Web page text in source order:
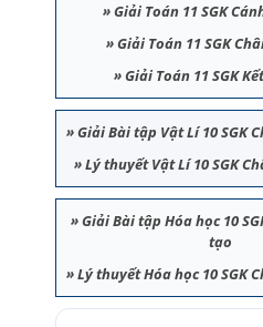
»Giải Toán 11 SGK
»Giải Toán 11 SGK
»Giải Toán 11 SGK
»Giải Bài tập Vật Lí 10 SGK
»Lý thuyết Vật Lí 10 SGK
»Giải Bài tập Hóa học 10
tạo
»Lý thuyết Hóa học 10 SGK